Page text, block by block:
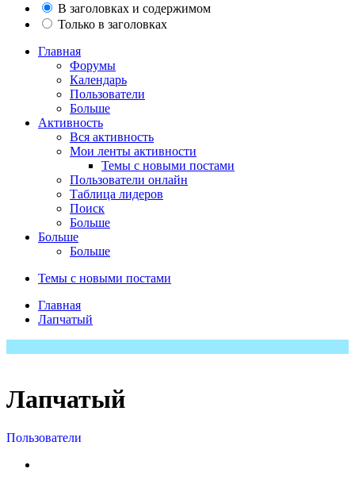
В заголовках и содержимом
Только в заголовках
Главная
Форумы
Календарь
Пользователи
Больше
Активность
Вся активность
Мои ленты активности
Темы с новыми постами
Пользователи онлайн
Таблица лидеров
Поиск
Больше
Больше
Больше
Темы с новыми постами
Главная
Лапчатый
Лапчатый
Пользователи